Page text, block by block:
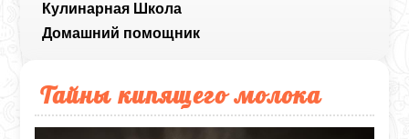
Кулинарная Школа
Домашний помощник
Тайны кипящего молока